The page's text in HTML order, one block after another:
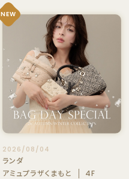
NEW
2026/08/04
ランダ
アミュプラザくまもと
4F